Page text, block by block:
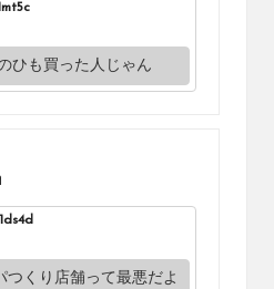
ひも買った人じゃん
つくり店舗って最悪だよ